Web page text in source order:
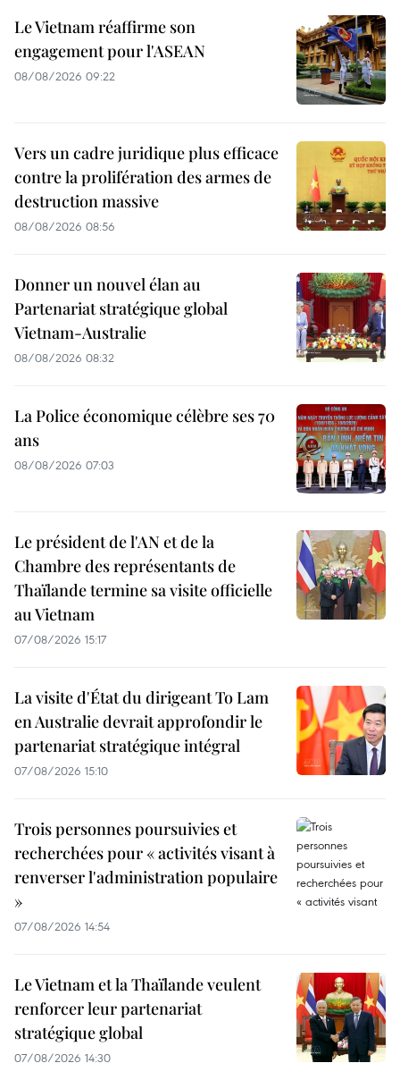
Le Vietnam réaffirme son
engagement pour l'ASEAN
08/08/2026 09:22
Vers un cadre juridique plus efficace
contre la prolifération des armes de
destruction massive
08/08/2026 08:56
Donner un nouvel élan au
Partenariat stratégique global
Vietnam-Australie
08/08/2026 08:32
La Police économique célèbre ses 70
ans
08/08/2026 07:03
Le président de l'AN et de la
Chambre des représentants de
Thaïlande termine sa visite officielle
au Vietnam
07/08/2026 15:17
La visite d'État du dirigeant To Lam
en Australie devrait approfondir le
partenariat stratégique intégral
07/08/2026 15:10
Trois personnes poursuivies et
recherchées pour « activités visant à
renverser l'administration populaire
»
07/08/2026 14:54
Le Vietnam et la Thaïlande veulent
renforcer leur partenariat
stratégique global
07/08/2026 14:30